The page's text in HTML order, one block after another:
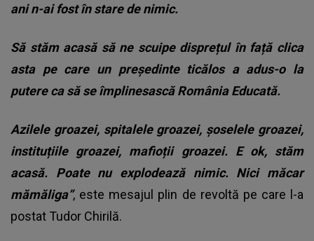
ani n-ai fost în stare de nimic.
Să stăm acasă să ne scuipe disprețul în față clica
asta pe care un președinte ticălos a adus-o la
putere ca să se împlinesască România Educată.
Azilele groazei, spitalele groazei, șoselele groazei,
instituțiile groazei, mafioții groazei. E ok, stăm
acasă. Poate nu explodează nimic. Nici măcar
mămăliga”, este mesajul plin de revoltă pe care l-a
postat Tudor Chirilă.